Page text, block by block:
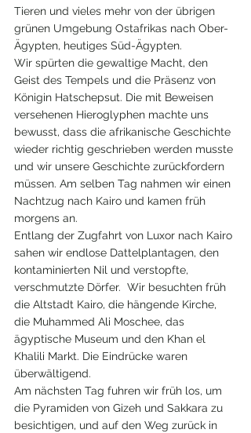
Tieren und vieles mehr von der übrigen
grünen Umgebung Ostafrikas nach Ober-
Ägypten, heutiges Süd-Ägypten.
Wir spürten die gewaltige Macht, den
Geist des Tempels und die Präsenz von
Königin Hatschepsut. Die mit Beweisen
versehenen Hieroglyphen machte uns
bewusst, dass die afrikanische Geschichte
wieder richtig geschrieben werden musste
und wir unsere Geschichte zurückfordern
müssen. Am selben Tag nahmen wir einen
Nachtzug nach Kairo und kamen früh
morgens an.
Entlang der Zugfahrt von Luxor nach Kairo
sahen wir endlose Dattelplantagen, den
kontaminierten Nil und verstopfte,
verschmutzte Dörfer.  Wir besuchten früh
die Altstadt Kairo, die hängende Kirche,
die Muhammed Ali Moschee, das
ägyptische Museum und den Khan el
Khalili Markt. Die Eindrücke waren
überwältigend.
Am nächsten Tag fuhren wir früh los, um
die Pyramiden von Gizeh und Sakkara zu
besichtigen, und auf den Weg zurück in